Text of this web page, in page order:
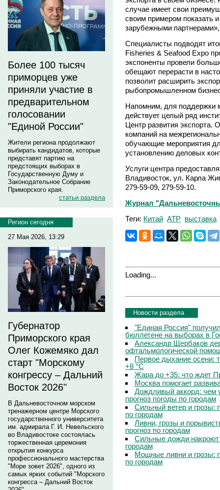
Более 100 тысяч
приморцев уже
приняли участие в
предварительном
голосовании
"Единой России"
Жители региона продолжают
выбирать кандидатов, которые
представят партию на
предстоящих выборах в
Государственную Думу и
Законодательное Собрание
Приморского края.
статьи раздела
Регион сегодня
27 Мая 2026, 13:29
Губернатор
Приморского края
Олег Кожемяко дал
старт "Морскому
конгрессу – Дальний
Восток 2026"
В Дальневосточном морском
тренажерном центре Морского
государственного университета
им. адмирала Г. И. Невельского
во Владивостоке состоялась
торжественная церемония
открытия конкурса
профессионального мастерства
"Море зовет 2026", одного из
самых ярких событий "Морского
конгресса – Дальний Восток
случае имеет свои
своим примером показать
зарубежными
Специалисты подводят
Fisheries & Seafood Expo
экспоненты провели
обещают перерасти в
позволит расширить
рыбопромышленном
Напомним, для поддержки
действует целый ряд
Центр развития экспорта.
компаний на
обучающие мероприятия
установлению деловых
Услуги центра
Владивосток, ул. Карла
279-59-09, 279-59-10.
Журнал
Теги: Китай АТР выставка
Loading...
Новости раздела
"Единая Россия"
бюллетене на выборах в
Александр Щербаков
офтальмологической
Первое дыхание осени:
+8 °C
Жара до +35: что ждет
Москва помогает
Дождливый аккорд: чем
прогноз погоды по городам
Сильный ветер и грозы:
по городам
Ливни, грозы и
прогноз по городам
Сильные дожди
городам
Мощные ливни и грозы:
по городам